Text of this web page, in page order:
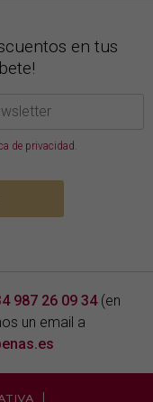
en tus
de privacidad.
987 26 09 34(en
un email a